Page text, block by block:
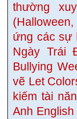
thường
ứng các sự
Ngày Trái
Bullying
vẽ Let
kiếm tài
Anh